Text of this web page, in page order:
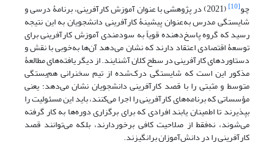
چو[10] (2021) در پژوهشی با عنوان آموزش کارآفرینی، برنامۀ درسی و
شایستگی مدرس به‌عنوان پیشینۀ کارآفرینی دانشجویان به این نتیجه
رسید که گروه پاسخ‌دهنده قویاً به سودمندی آموزش کارآفرینی برای
توسعۀ اقتصادی اعتقاد دارند که نشان می‌دهد آن‌ها به‌خوبی با نقش و
دستاوردهای کارآفرینی در سطح کلان آشنایند. از دیگر یافته‌های مطالعۀ
مذکور این است که شایستگی درک‌شده از تیم سخنرانی هم‌بستگی
متوسط و مثبتی را با قصد کارآفرینی دانشجویان نشان می‌دهد؛ یعنی
مؤسساتی که برنامه‌های کارآفرینی را اجرا می‌کنند، باید این مسئولیت را
بپذیرند تا اطمینان یابند افرادی که برای برگزاری دوره‌ها به کار گرفته
می‌شوند، نه‌فقط از صلاحیت کافی برخوردارند، بلکه می‌توانند قصد
کارآفرینی را در دانش‌آموزان برانگیزند.